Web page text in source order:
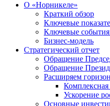
О «Норникеле»
Краткий обзор
Ключевые
Ключевые события
Бизнес-модель
Стратегический отчет
Обращение
Обращение
Расширяем
Комплексная
Ускорение
Основные